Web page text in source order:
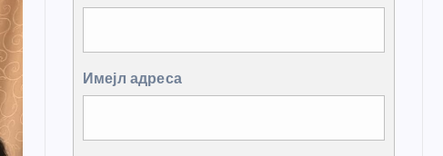
Имејл адреса